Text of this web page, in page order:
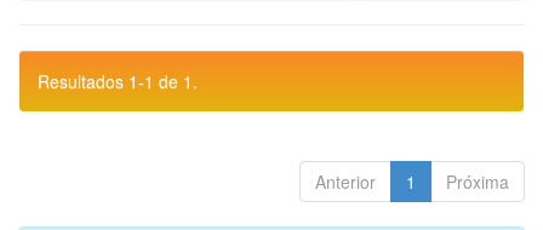
Resultados 1-1 de 1.
Anterior 1 Próxima